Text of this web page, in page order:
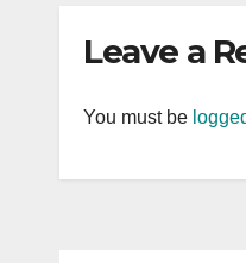
Leave a
You must be